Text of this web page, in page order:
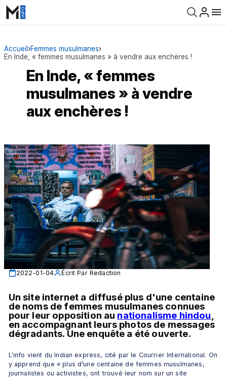
Accueil ›Femmes musulmanes›
En Inde, « femmes musulmanes » à vendre aux enchères !
En Inde, « femmes
musulmanes » à vendre
aux enchères !
2022-01-04 Écrit Par Redaction
Un site internet a diffusé plus d'une centaine
de noms de femmes musulmanes connues
pour leur opposition au nationalisme hindou,
en accompagnant leurs photos de messages
dégradants. Une enquête a été ouverte.
L'info vient du Indian express, cité par le Courrier International. On
y apprend que « plus d’une centaine de femmes musulmanes,
journalistes ou activistes, ont trouvé leur nom sur un site